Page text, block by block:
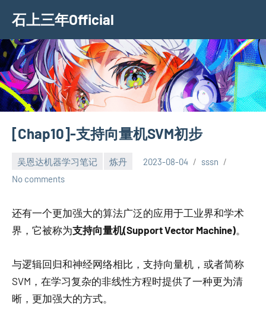
content
石上三年Official
[Chap10]-支持向量机SVM初步
吴恩达机器学习笔记 炼丹 2023-08-04
sssn
No comments
还有一个更加强大的算法广泛的应用于工业界和学术
界，它被称为支持向量机(Support Vector Machine)。
与逻辑回归和神经网络相比，支持向量机，或者简称
SVM，在学习复杂的非线性方程时提供了一种更为清
晰，更加强大的方式。